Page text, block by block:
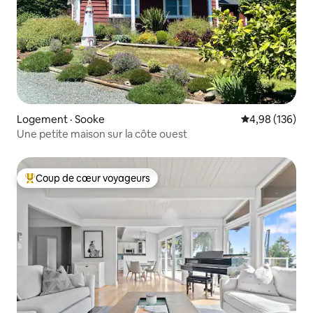
Logement · Sooke Note
4,98 (136)
Une petite maison sur la côte ouest
Coup de cœur voyageurs parmi les plus aimés
Coup de cœur voyageurs